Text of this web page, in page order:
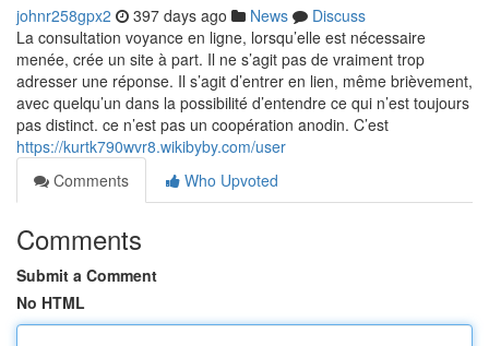
johnr258gpx2 397 days ago News
Discuss
La consultation voyance en ligne, lorsqu’elle est nécessaire
menée, crée un site à part. Il ne s’agit pas de vraiment trop
adresser une réponse. Il s’agit d’entrer en lien, même brièvement,
avec quelqu’un dans la possibilité d’entendre ce qui n’est toujours
pas distinct. ce n’est pas un coopération anodin. C’est
https://kurtk790wvr8.wikibyby.com/user
Comments
Who Upvoted
Comments
Submit a Comment
No HTML